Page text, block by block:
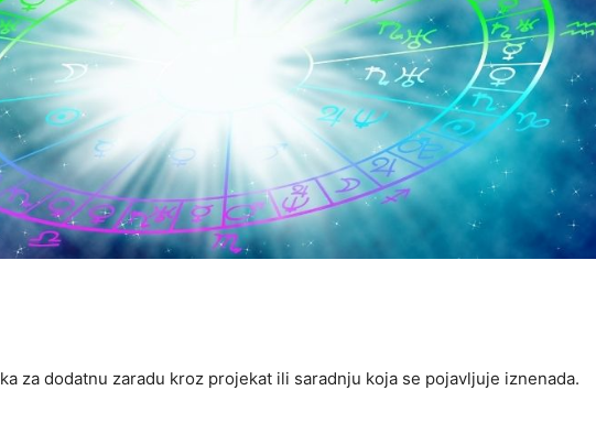
za dodatnu zaradu kroz projekat ili saradnju koja se pojavljuje iznenada.